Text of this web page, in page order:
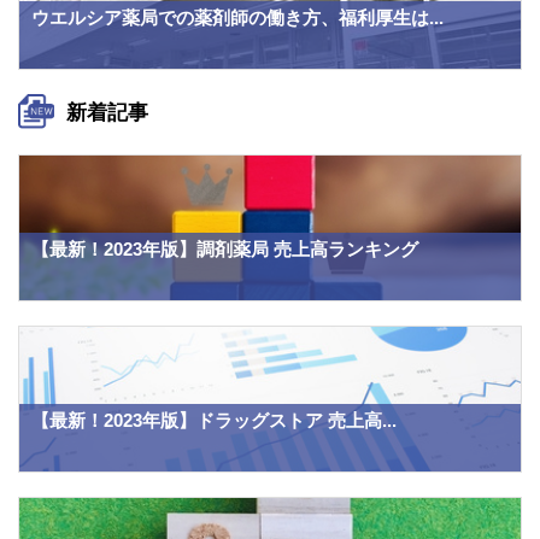
ウエルシア薬局での薬剤師の働き方、福利厚生は...
新着記事
【最新！2023年版】調剤薬局 売上高ランキング
【最新！2023年版】ドラッグストア 売上高...